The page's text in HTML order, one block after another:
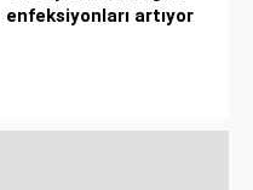
enfeksiyonları artıyor